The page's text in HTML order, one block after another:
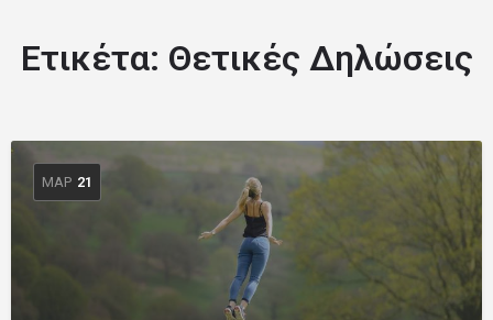
Ετικέτα: Θετικές Δηλώσεις
ΜΑΡ 21